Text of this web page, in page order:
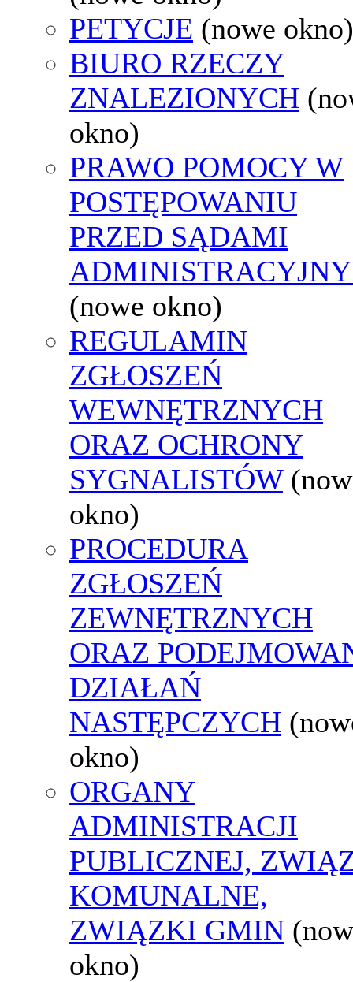
PETYCJE (nowe okno)
BIURO RZECZY
ZNALEZIONYCH
okno)
PRAWO POMOCY W
POSTĘPOWANIU
PRZED SĄDAMI
(nowe okno)
REGULAMIN
ZGŁOSZEŃ
WEWNĘTRZNYCH
ORAZ OCHRONY
SYGNALISTÓW
okno)
PROCEDURA
ZGŁOSZEŃ
ZEWNĘTRZNYCH
ORAZ
DZIAŁAŃ
NASTĘPCZYCH
okno)
ORGANY
ADMINISTRACJI
PUBLICZNEJ,
KOMUNALNE,
ZWIĄZKI GMIN
okno)